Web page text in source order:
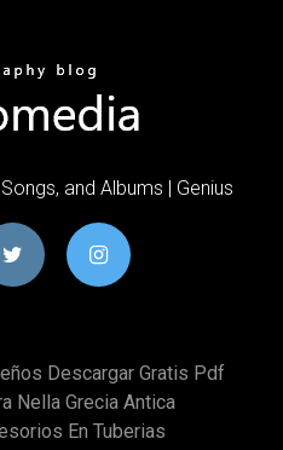
and Albums | Genius
Descargar Gratis Pdf
Nella Grecia Antica
En Tuberias